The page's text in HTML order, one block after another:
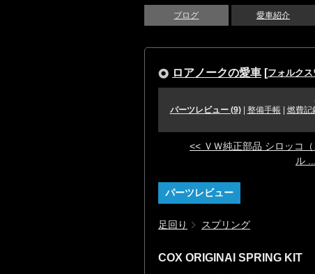
ブログ 愛車紹介
ロアノークの愛車 [フォルク
パーツレビュー (9)| 整備手帳| 燃費記
<< ＶＷ純正部品 シロッコ
ル ...
パーツレビュー
足回り スプリング
COX ORIGINAl SPRING KIT